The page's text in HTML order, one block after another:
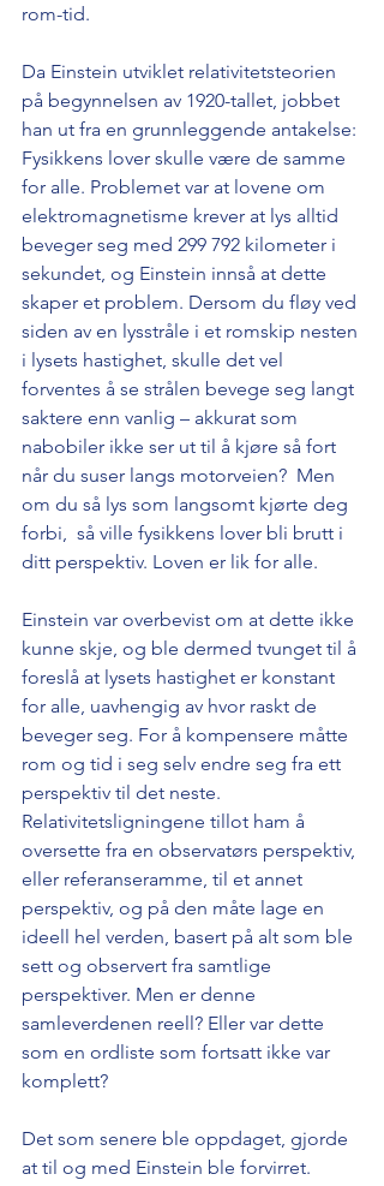
rom-tid.
Da Einstein utviklet relativitetsteorien
på begynnelsen av 1920-tallet, jobbet
han ut fra en grunnleggende antakelse:
Fysikkens lover skulle være de samme
for alle. Problemet var at lovene om
elektromagnetisme krever at lys alltid
beveger seg med 299 792 kilometer i
sekundet, og Einstein innså at dette
skaper et problem. Dersom du fløy ved
siden av en lysstråle i et romskip nesten
i lysets hastighet, skulle det vel
forventes å se strålen bevege seg langt
saktere enn vanlig – akkurat som
nabobiler ikke ser ut til å kjøre så fort
når du suser langs motorveien?  Men
om du så lys som langsomt kjørte deg
forbi,  så ville fysikkens lover bli brutt i
ditt perspektiv. Loven er lik for alle.
Einstein var overbevist om at dette ikke
kunne skje, og ble dermed tvunget til å
foreslå at lysets hastighet er konstant
for alle, uavhengig av hvor raskt de
beveger seg. For å kompensere måtte
rom og tid i seg selv endre seg fra ett
perspektiv til det neste.
Relativitetsligningene tillot ham å
oversette fra en observatørs perspektiv,
eller referanseramme, til et annet
perspektiv, og på den måte lage en
ideell hel verden, basert på alt som ble
sett og observert fra samtlige
perspektiver. Men er denne
samleverdenen reell? Eller var dette
som en ordliste som fortsatt ikke var
komplett?
Det som senere ble oppdaget, gjorde
at til og med Einstein ble forvirret.